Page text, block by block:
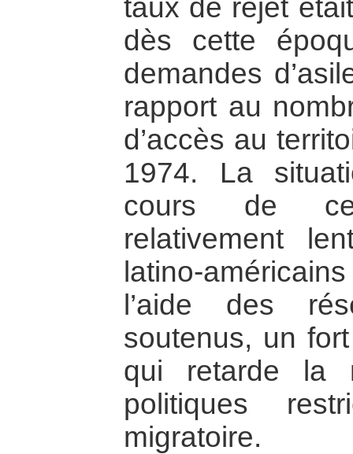
taux de rejet
dès cette
demandes
rapport au
d’accès au
1974. La
cours de
relativement
latino-
l’aide des
soutenus, un
qui retarde la
politiques
migratoire.